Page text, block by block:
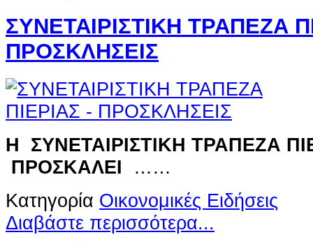
ΣΥΝΕΤΑΙΡΙΣΤΙΚΗ ΤΡΑΠΕΖΑ
ΠΡΟΣΚΛΗΣΕΙΣ
Η ΣΥΝΕΤΑΙΡΙΣΤΙΚΗ ΤΡΑΠΕΖΑ
ΠΡΟΣΚΑΛΕΙ ……
Κατηγορία Οικονομικές Ειδήσεις
Διαβάστε περισσότερα...